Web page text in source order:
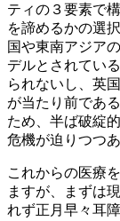
ティの３要素で
を諦めるかの選
国や東南アジア
デルとされてい
られないし、英
が当たり前であ
ため、半ば破綻
危機が迫りつつあ
これからの医療
ますが、まずは
れず正月早々耳